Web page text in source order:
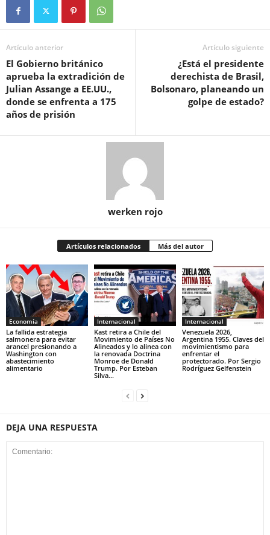
Artículo anterior
El Gobierno británico
aprueba la extradición de
Julian Assange a EE.UU.,
donde se enfrenta a 175
años de prisión
Artículo siguiente
¿Está el presidente
derechista de Brasil,
Bolsonaro, planeando un
golpe de estado?
werken rojo
Artículos relacionados Más del autor
Economía
La fallida estrategia
salmonera para evitar
arancel presionando a
Washington con
abastecimiento
alimentario
Internacional
Kast retira a Chile del
Movimiento de Países No
Alineados y lo alinea con
la renovada Doctrina
Monroe de Donald
Trump. Por Esteban
Silva...
Internacional
Venezuela 2026,
Argentina 1955. Claves del
movimientismo para
enfrentar el
protectorado. Por Sergio
Rodríguez Gelfenstein
DEJA UNA RESPUESTA